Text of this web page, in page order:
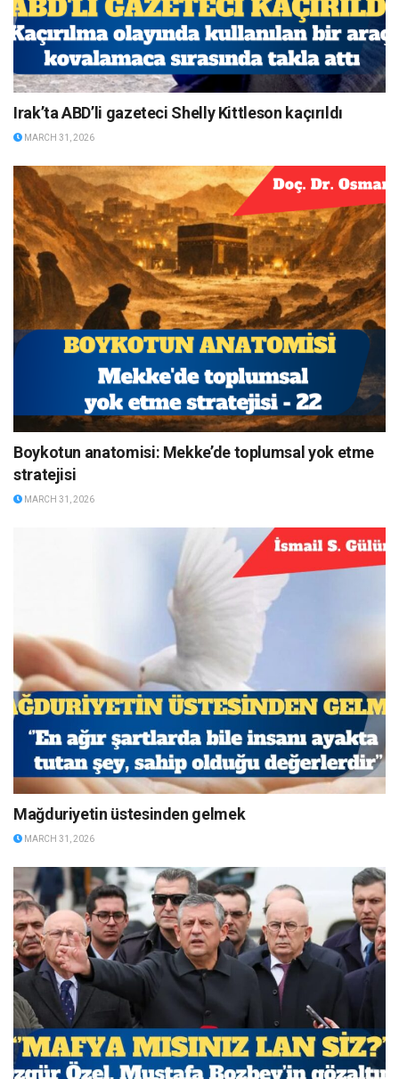
Irak’ta ABD’li gazeteci Shelly Kittleson kaçırıldı
MARCH 31, 2026
Boykotun anatomisi: Mekke’de toplumsal yok etme
stratejisi
MARCH 31, 2026
Mağduriyetin üstesinden gelmek
MARCH 31, 2026